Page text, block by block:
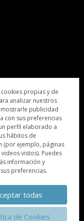
laPolítica de privacidad
propias y de
analizar nuestros
mostrarle publicidad
con sus preferencias
perfil elaborado a
hábitos de
(por ejemplo, páginas
vistos). Puedes
información y
preferencias.
todas
de Cookies